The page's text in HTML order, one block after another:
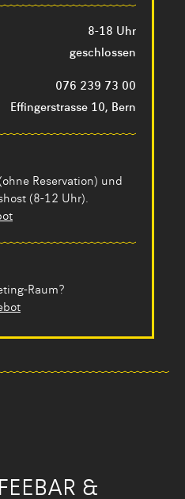
&
8-18 Uhr
geschlossen
076 239 73 00
Effingerstrasse 10, Bern
Reservation) und
(8-12 Uhr).
Raum?